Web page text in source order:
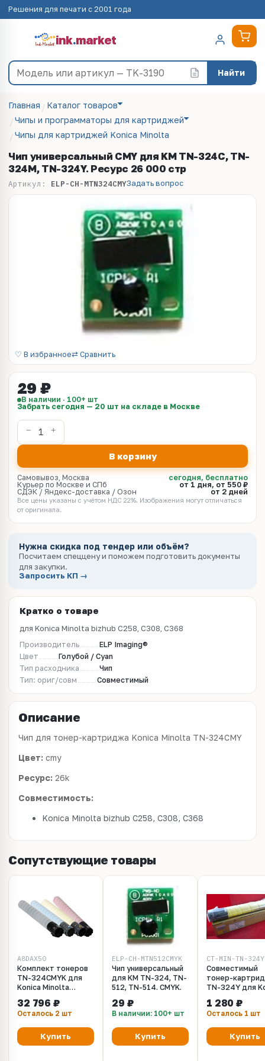
Решения для печати с 2001 года
ink.market
Найти
Главная
Каталог товаров
Чипы и программаторы для картриджей
Чипы для картриджей Konica Minolta
Чип универсальный CMY для KM TN-324C, TN-
324M, TN-324Y. Ресурс 26 000 стр
Артикул: ELP-CH-MTN324CMYЗадать вопрос
♡ В избранное⇄ Сравнить
29 ₽
В наличии · 100+ шт
Забрать сегодня — 20 шт на складе в Москве
В корзину
Самовывоз, Москва
сегодня, бесплатно
Курьер по Москве и СПб
от 1 дня, от 550 ₽
СДЭК / Яндекс-доставка / Озон
от 2 дней
Все цены указаны с учётом НДС 22%. Изображения могут отличаться
от оригинала.
Нужна скидка под тендер или объём?
Посчитаем спеццену и поможем подготовить документы
для закупки.
Запросить КП →
Кратко о товаре
для Konica Minolta bizhub C258, C308, C368
Производитель
ELP Imaging®
Цвет
Голубой / Cyan
Тип расходника
Чип
Тип: ориг/совм
Совместимый
Описание
Чип для тонер-картриджа Konica Minolta TN-324CMY
Цвет: cmy
Ресурс: 26k
Совместимость:
Konica Minolta bizhub C258, C308, C368
Сопутствующие товары
A8DAX50
Комплект тонеров
TN-324CMYK для
Konica Minolta
C368
32 796 ₽
Осталось 2 шт
Купить
ELP-CH-MTN512CMYK
Чип универсальный
для KM TN-324, TN-
512, TN-514. CMYK.
29 ₽
В наличии: 100+ шт
Купить
CT-MIN-TN-324Y
Совместимый
тонер-
TN-324Y для
C308, C368
1 280 ₽
Осталось 1 шт
Купить